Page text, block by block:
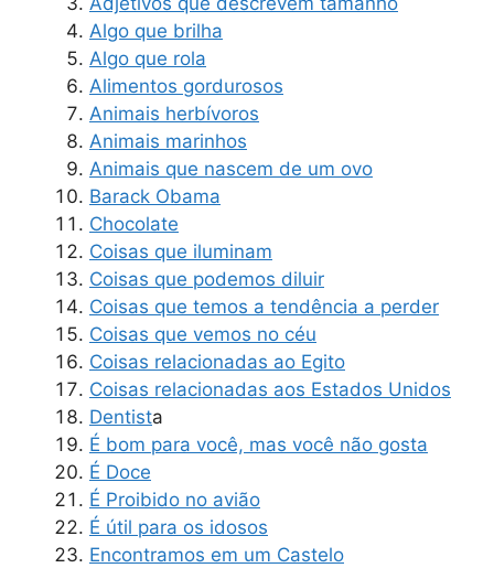
Algo que brilha
Algo que rola
Alimentos gordurosos
Animais herbívoros
Animais marinhos
Animais que nascem de um ovo
Barack Obama
Chocolate
Coisas que iluminam
Coisas que podemos diluir
Coisas que temos a tendência a perder
Coisas que vemos no céu
Coisas relacionadas ao Egito
Coisas relacionadas aos Estados Unidos
Dentista
É bom para você, mas você não gosta
É Doce
É Proibido no avião
É útil para os idosos
Encontramos em um Castelo